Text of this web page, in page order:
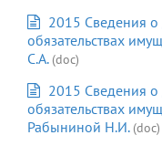
2015 Сведения
обязательствах
С.А. (doc)
2015 Сведения
обязательствах
Рабыниной Н.И. (doc)